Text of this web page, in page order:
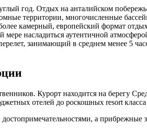
год. Отдых на анталийском
территории, многочисленные
камерный, европейский формат
насладиться аутентичной
занимающий в среднем менее 5
Курорт находится на берегу
отелей до роскошных resort класса
а прибрежные